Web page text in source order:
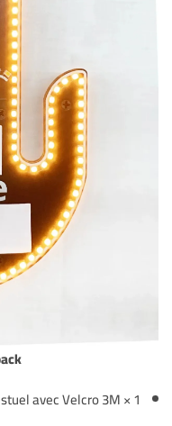
:
1 × Panneau LED gestuel avec Velcro 3M